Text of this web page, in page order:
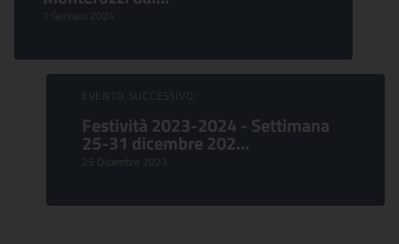
1 Gennaio 2024
EVENTO SUCCESSIVO:
Festività 2023-2024 - Settimana
25-31 dicembre 202...
25 Dicembre 2023